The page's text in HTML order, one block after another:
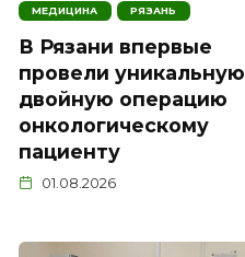
МЕДИЦИНА РЯЗАНЬ
В Рязани впервые
провели уникальную
двойную операцию
онкологическому
пациенту
01.08.2026